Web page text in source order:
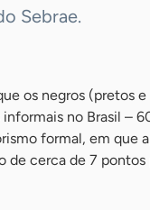
Sebrae.
os negros (pretos
no Brasil –
formal, em que
cerca de 7